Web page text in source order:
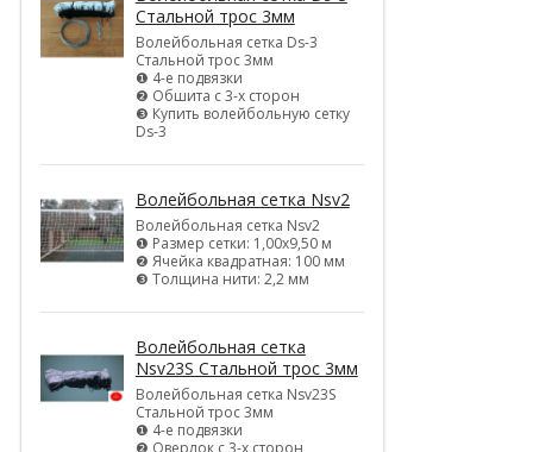
Стальной трос 3мм
Волейбольная сетка Ds-3
Стальной трос 3мм
❶ 4-е подвязки
❷ Обшита с 3-х сторон
❸ Купить волейбольную сетку
Ds-3
Волейбольная сетка Nsv2
Волейбольная сетка Nsv2
❶ Размер сетки: 1,00х9,50 м
❷ Ячейка квадратная: 100 мм
❸ Толщина нити: 2,2 мм
Волейбольная сетка
Nsv23S Стальной трос 3мм
Волейбольная сетка Nsv23S
Стальной трос 3мм
❶ 4-е подвязки
❷ Оверлок с 3-х сторон